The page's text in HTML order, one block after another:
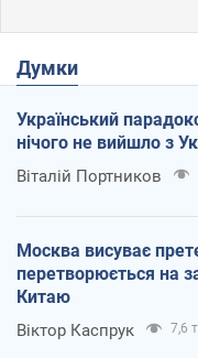
Думки
Український
нічого не вийшло з
Віталій Портников
Москва висуває
перетворюється на
Китаю
Віктор Каспрук 7,6 т.